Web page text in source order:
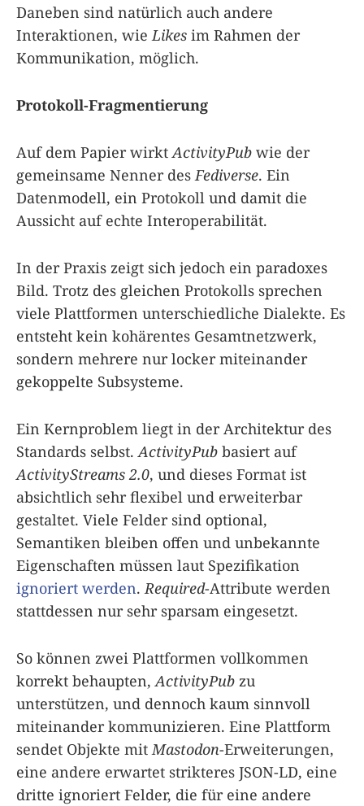
Daneben sind natürlich auch andere
Interaktionen, wie Likes im Rahmen der
Kommunikation, möglich.
Protokoll-Fragmentierung
Auf dem Papier wirkt ActivityPub wie der
gemeinsame Nenner des Fediverse. Ein
Datenmodell, ein Protokoll und damit die
Aussicht auf echte Interoperabilität.
In der Praxis zeigt sich jedoch ein paradoxes
Bild. Trotz des gleichen Protokolls sprechen
viele Plattformen unterschiedliche Dialekte. Es
entsteht kein kohärentes Gesamt­netzwerk,
sondern mehrere nur locker miteinander
gekoppelte Subsysteme.
Ein Kernproblem liegt in der Architektur des
Standards selbst. ActivityPub basiert auf
ActivityStreams 2.0, und dieses Format ist
absichtlich sehr flexibel und erweiterbar
gestaltet. Viele Felder sind optional,
Semantiken bleiben offen und unbekannte
Eigenschaften müssen laut Spezifikation
ignoriert werden. Required-Attribute werden
stattdessen nur sehr sparsam eingesetzt.
So können zwei Plattformen vollkommen
korrekt behaupten, ActivityPub zu
unterstützen, und dennoch kaum sinnvoll
miteinander kommunizieren. Eine Plattform
sendet Objekte mit Mastodon-Erweiterungen,
eine andere erwartet strikteres JSON-LD, eine
dritte ignoriert Felder, die für eine andere